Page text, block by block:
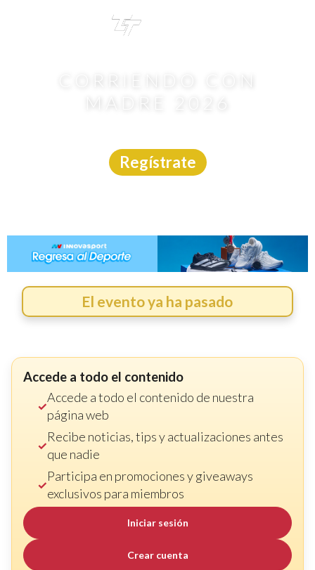
CORRIENDO CON
MADRE 2026
Regístrate
El evento ya ha pasado
Accede a todo el contenido
Accede a todo el contenido de nuestra
página web
Recibe noticias, tips y actualizaciones antes
que nadie
Participa en promociones y giveaways
exclusivos para miembros
Iniciar sesión
Crear cuenta